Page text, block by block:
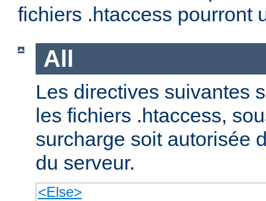
fichiers .htaccess pourront
All
Les directives suivantes
les fichiers .htaccess,
surcharge soit autorisée
du serveur.
<Else>